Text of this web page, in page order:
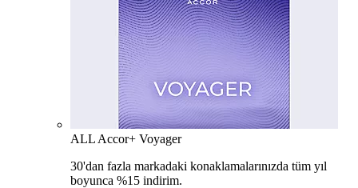
ALL Accor+ Voyager
30'dan fazla markadaki konaklamalarınızda tüm yıl
boyunca %15 indirim.